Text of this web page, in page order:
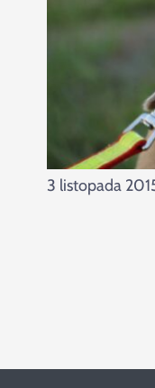
3 listopada